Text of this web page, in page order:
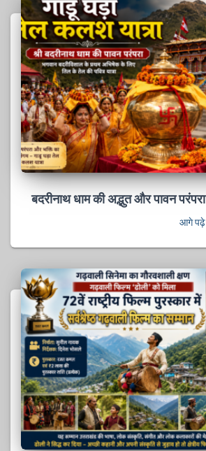
बदरीनाथ धाम की अद्भुत और पावन परंपरा
आगे पढ़े